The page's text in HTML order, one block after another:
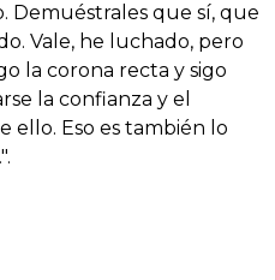
Demuéstrales que sí, que
Vale, he luchado, pero
la corona recta y sigo
la confianza y el
ello. Eso es también lo